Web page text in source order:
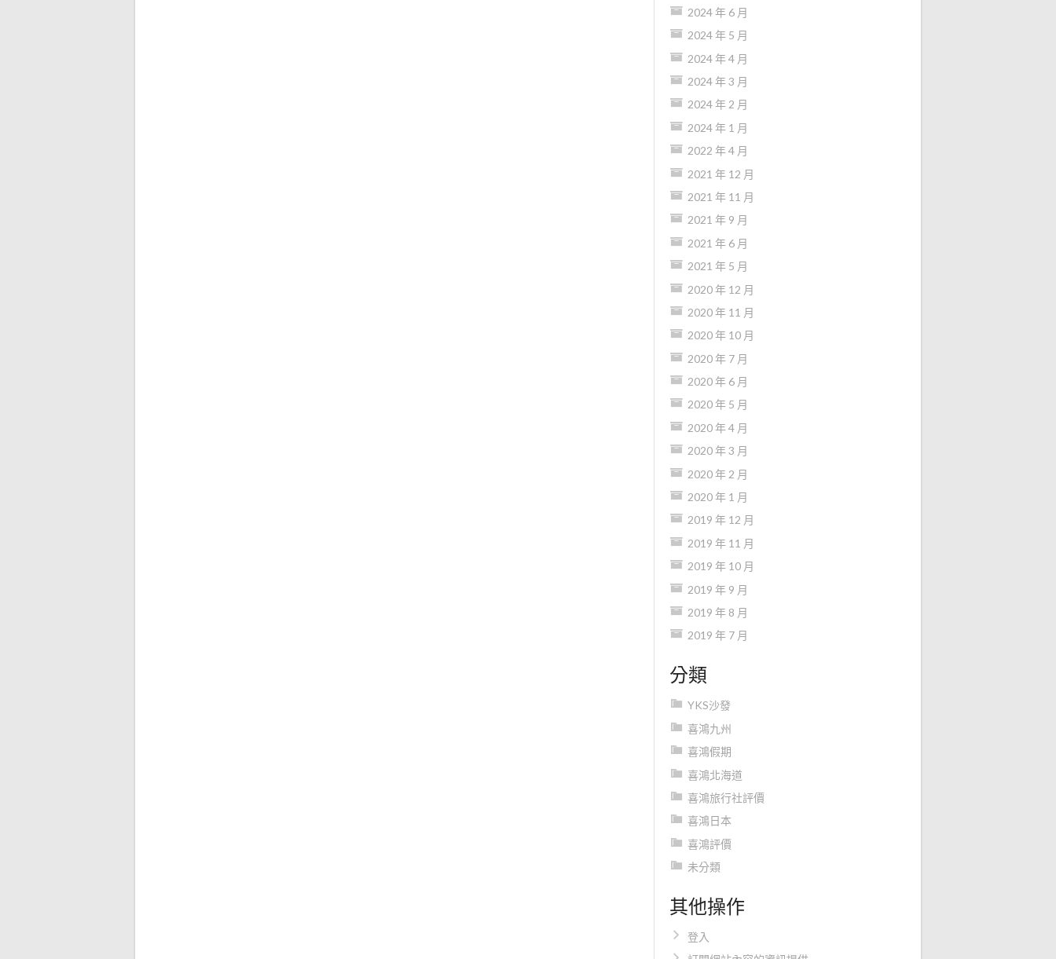
2024 年 6 月
2024 年 5 月
2024 年 4 月
2024 年 3 月
2024 年 2 月
2024 年 1 月
2022 年 4 月
2021 年 12 月
2021 年 11 月
2021 年 9 月
2021 年 6 月
2021 年 5 月
2020 年 12 月
2020 年 11 月
2020 年 10 月
2020 年 7 月
2020 年 6 月
2020 年 5 月
2020 年 4 月
2020 年 3 月
2020 年 2 月
2020 年 1 月
2019 年 12 月
2019 年 11 月
2019 年 10 月
2019 年 9 月
2019 年 8 月
2019 年 7 月
分類
YKS沙發
喜鴻九州
喜鴻假期
喜鴻北海道
喜鴻旅行社評價
喜鴻日本
喜鴻評價
未分類
其他操作
登入